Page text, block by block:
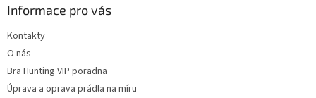
Informace pro vás
Kontakty
O nás
Bra Hunting VIP poradna
Úprava a oprava prádla na míru